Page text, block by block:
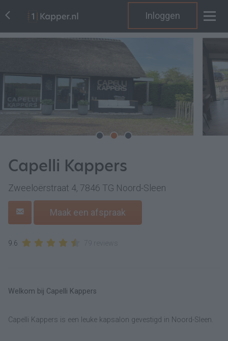
Inloggen
Capelli Kappers
Zweeloërstraat 4, 7846 TG Noord-Sleen
Maak een afspraak
9.6
Welkom bij Capelli Kappers
Capelli Kappers is een leuke kapsalon gevestigd in Noord-Sleen.